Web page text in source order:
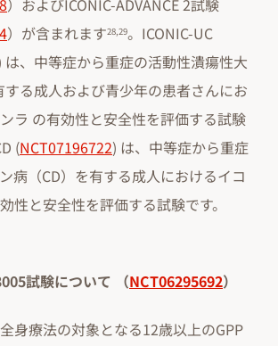
）およびICONIC-ADVANCE 2試験
）が含まれます28,29。ICONIC-UC
は、中等症から重症の活動性潰瘍性大
する成人および青少年の患者さんにお
ラ の有効性と安全性を評価する試験
(NCT07196722) は、中等症から重症
病（CD）を有する成人におけるイコ
性と安全性を評価する試験です。
試験について （NCT06295692）
身療法の対象となる12歳以上のGPP